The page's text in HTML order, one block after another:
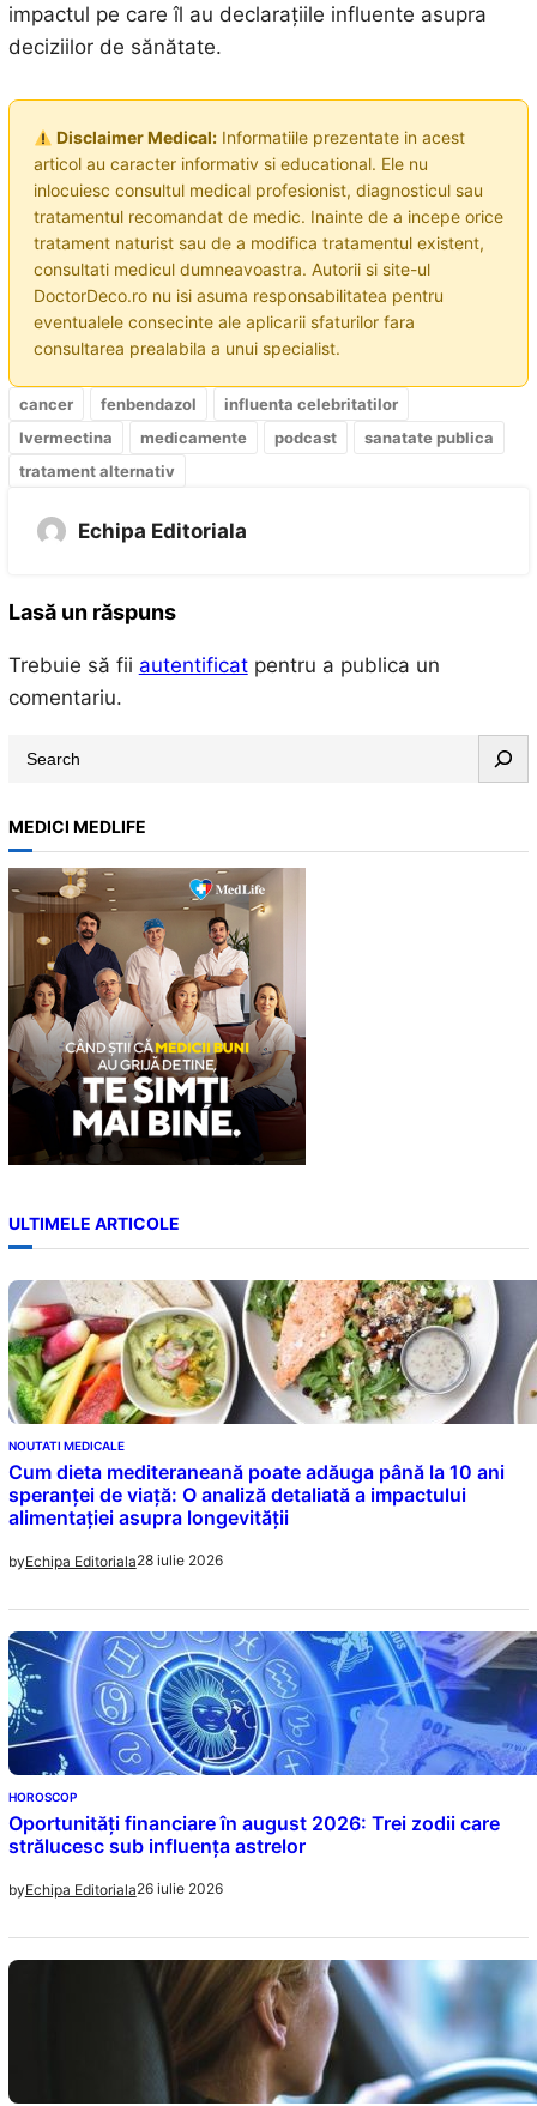
impactul pe care îl au declarațiile influente asupra
deciziilor de sănătate.
Disclaimer Medical:Informatiile prezentate in acest
articol au caracter informativ si educational. Ele nu
inlocuiesc consultul medical profesionist, diagnosticul sau
tratamentul recomandat de medic. Inainte de a incepe orice
tratament naturist sau de a modifica tratamentul existent,
consultati medicul dumneavoastra. Autorii si site-ul
DoctorDeco.ro nu isi asuma responsabilitatea pentru
eventualele consecinte ale aplicarii sfaturilor fara
consultarea prealabila a unui specialist.
cancer fenbendazol
influenta celebritatilor
Ivermectina
medicamente podcast
sanatate publica
tratament alternativ
Echipa Editoriala
Lasă un răspuns
Trebuie să fii autentificatpentru a publica un
comentariu.
a
r
c
h
MEDICI MEDLIFE
ULTIMELE ARTICOLE
NOUTATI MEDICALE
Cum dieta mediteraneană poate adăuga până la 10 ani
speranței de viață: O analiză detaliată a impactului
alimentației asupra longevității
byEchipa Editoriala28 iulie 2026
HOROSCOP
Oportunități financiare în august 2026: Trei zodii care
strălucesc sub influența astrelor
byEchipa Editoriala26 iulie 2026